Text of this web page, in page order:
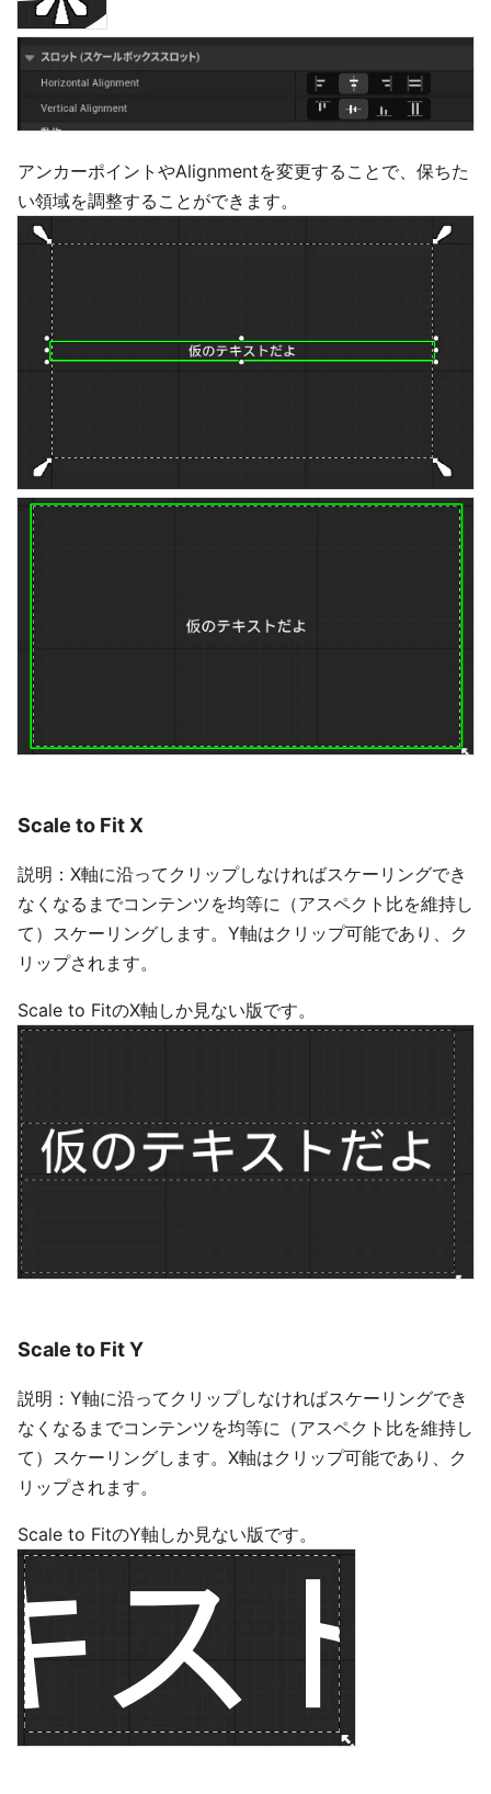
アンカーポイントやAlignmentを変更することで、保ちた
い領域を調整することができます。
Scale to Fit X
説明：X軸に沿ってクリップしなければスケーリングでき
なくなるまでコンテンツを均等に（アスペクト比を維持し
て）スケーリングします。Y軸はクリップ可能であり、ク
リップされます。
Scale to FitのX軸しか見ない版です。
Scale to Fit Y
説明：Y軸に沿ってクリップしなければスケーリングでき
なくなるまでコンテンツを均等に（アスペクト比を維持し
て）スケーリングします。X軸はクリップ可能であり、ク
リップされます。
Scale to FitのY軸しか見ない版です。